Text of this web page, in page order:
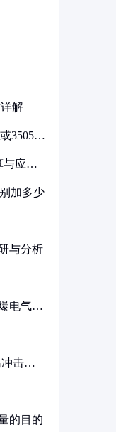
解
3505代
与应用
加多少
与分析
电气设
击要
的目的